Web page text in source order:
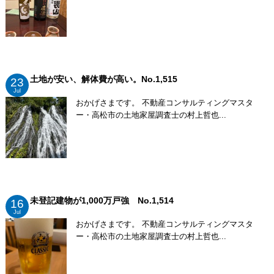
23
Jul
土地が安い、解体費が高い。No.1,515
おかげさまです。 不動産コンサルティングマスタ
ー・高松市の土地家屋調査士の村上哲也...
16
Jul
未登記建物が1,000万戸強 No.1,514
おかげさまです。 不動産コンサルティングマスタ
ー・高松市の土地家屋調査士の村上哲也...